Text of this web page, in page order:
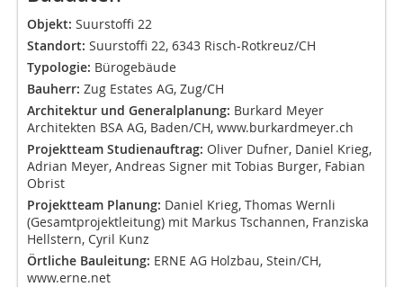
Objekt: Suurstoffi 22
Standort: Suurstoffi 22, 6343 Risch-Rotkreuz/CH
Typologie: Bürogebäude
Bauherr: Zug Estates AG, Zug/CH
Architektur und Generalplanung: Burkard Meyer
Architekten BSA AG, Baden/CH, www.burkardmeyer.ch
Projektteam Studienauftrag: Oliver Dufner, Daniel Krieg,
Adrian Meyer, Andreas Signer mit Tobias Burger, Fabian
Obrist
Projektteam Planung: Daniel Krieg, Thomas Wernli
(Gesamtprojektleitung) mit Markus Tschannen, Franziska
Hellstern, Cyril Kunz
Örtliche Bauleitung: ERNE AG Holzbau, Stein/CH,
www.erne.net